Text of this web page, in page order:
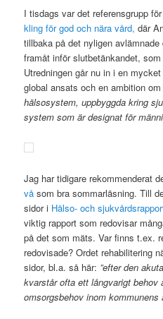
I tisdags var det referensgrupp
kling för god och nära vård, där
tillbaka på det nyligen
framåt inför slutbetänkandet,
Utredningen går nu in i en
global ansats och en ambition om
hälsosystem, uppbyggda kring
system som är designat för
Jag har tidigare rekommenderat
vå som bra sommarläsning. Till
sidor i Hälso- och
viktig rapport som redovisar
på det som mäts. Var finns t.ex.
redovisade? Ordet rehabilitering
sidor, bl.a. så här: ”efter den
kvarstår ofta ett långvarigt behov
omsorgsbehov inom kommunens